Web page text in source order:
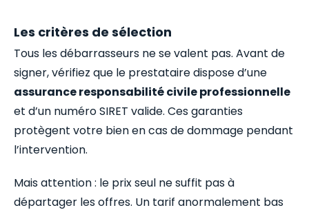
Les critères de sélection
Tous les débarrasseurs ne se valent pas. Avant de
signer, vérifiez que le prestataire dispose d’une
assurance responsabilité civile professionnelle
et d’un numéro SIRET valide. Ces garanties
protègent votre bien en cas de dommage pendant
l’intervention.
Mais attention : le prix seul ne suffit pas à
départager les offres. Un tarif anormalement bas